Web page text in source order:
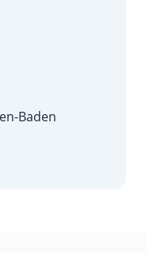
Baden